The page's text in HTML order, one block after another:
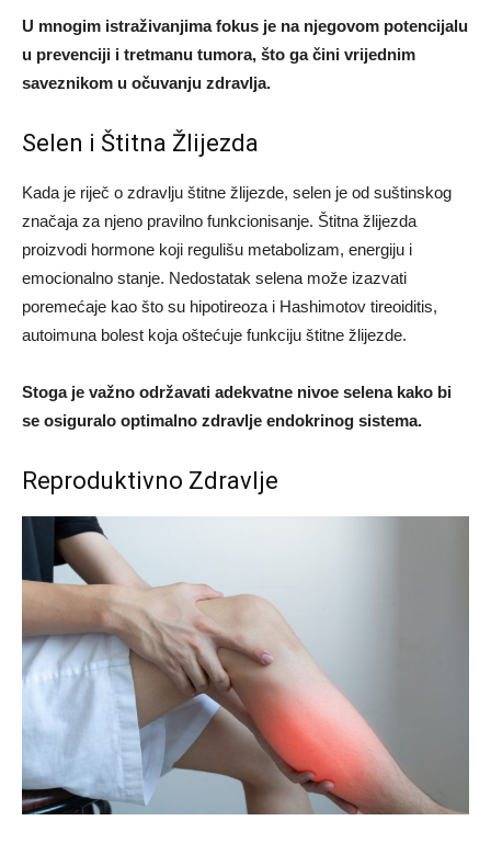
U mnogim istraživanjima fokus je na njegovom potencijalu
u prevenciji i tretmanu tumora, što ga čini vrijednim
saveznikom u očuvanju zdravlja.
Selen i Štitna Žlijezda
Kada je riječ o zdravlju štitne žlijezde, selen je od suštinskog
značaja za njeno pravilno funkcionisanje. Štitna žlijezda
proizvodi hormone koji regulišu metabolizam, energiju i
emocionalno stanje. Nedostatak selena može izazvati
poremećaje kao što su hipotireoza i Hashimotov tireoiditis,
autoimuna bolest koja oštećuje funkciju štitne žlijezde.
Stoga je važno održavati adekvatne nivoe selena kako bi
se osiguralo optimalno zdravlje endokrinog sistema.
Reproduktivno Zdravlje